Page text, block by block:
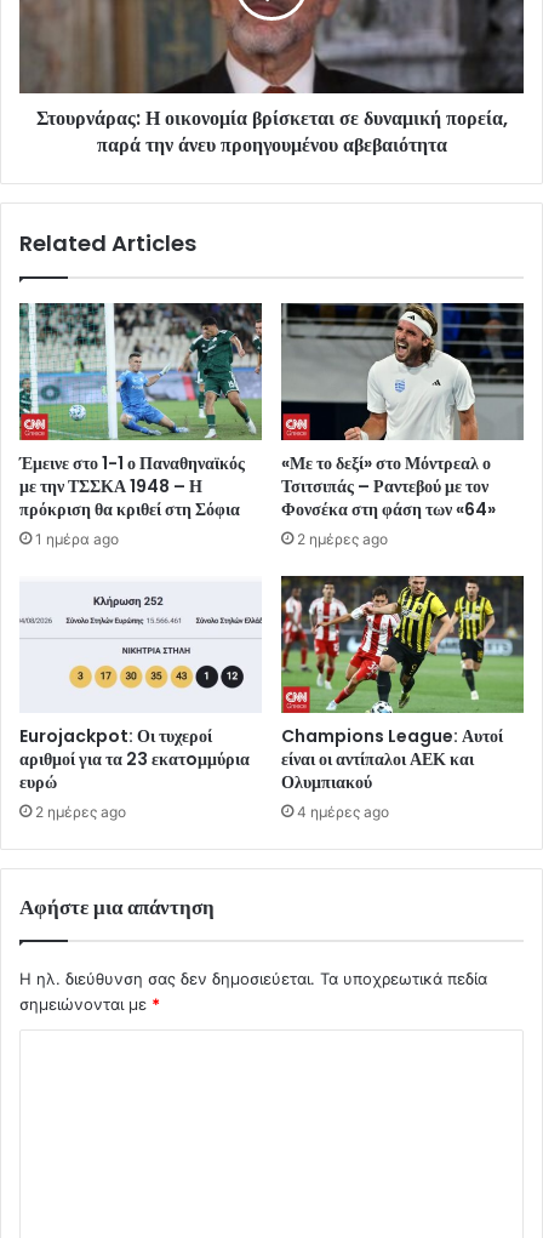
Στουρνάρας: Η οικονομία βρίσκεται σε δυναμική πορεία,
παρά την άνευ προηγουμένου αβεβαιότητα
Related Articles
Έμεινε στο 1-1 ο Παναθηναϊκός
με την ΤΣΣΚΑ 1948 – Η
πρόκριση θα κριθεί στη Σόφια
1 ημέρα ago
«Με το δεξί» στο Μόντρεαλ ο
Τσιτσιπάς – Ραντεβού με τον
Φονσέκα στη φάση των «64»
2 ημέρες ago
Eurojackpot: Οι τυχεροί
αριθμοί για τα 23 εκατoμμύρια
ευρώ
2 ημέρες ago
Champions League: Αυτοί
είναι οι αντίπαλοι ΑΕΚ και
Ολυμπιακού
4 ημέρες ago
Αφήστε μια απάντηση
Η ηλ. διεύθυνση σας δεν δημοσιεύεται. Τα υποχρεωτικά πεδία
σημειώνονται με *